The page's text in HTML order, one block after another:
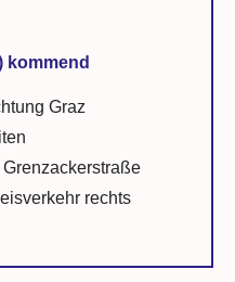
kommend
Graz
Grenzackerstraße
rechts